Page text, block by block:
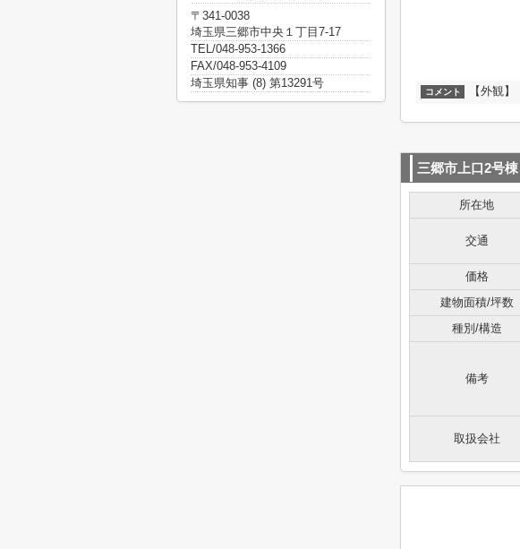
コメント 【外観】
三郷市上口2号棟
所在地
交通
価格
建物面積/坪数
種別/構造
備考
取扱会社
〒341-0038
埼玉県三郷市中央１丁目7-17
TEL/048-953-1366
FAX/048-953-4109
埼玉県知事 (8) 第13291号